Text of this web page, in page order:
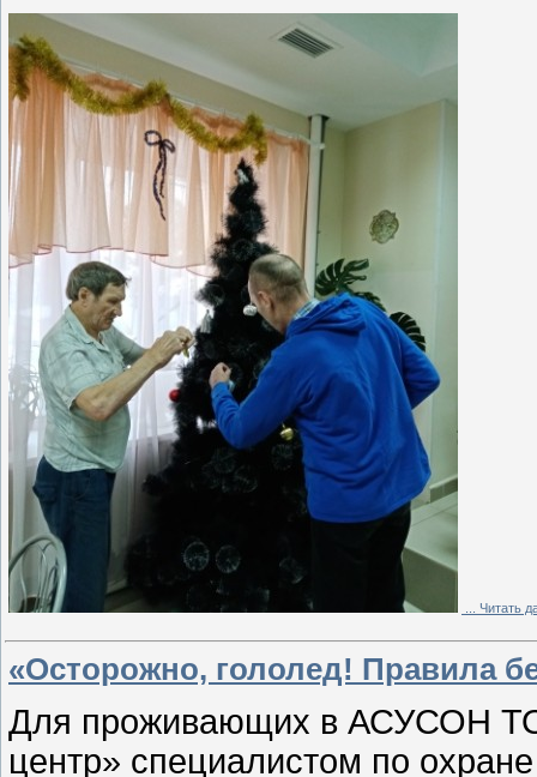
Читать
«Осторожно, гололед! Правила
Для проживающих в АСУСОН ТО
центр» специалистом по